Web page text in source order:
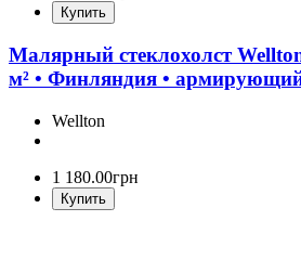
Купить
Малярный стеклохолст
м² • Финляндия •
Wellton
1 180.00грн
Купить